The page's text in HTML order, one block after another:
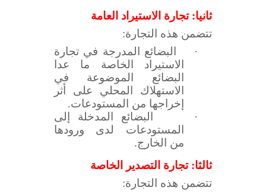
ثانيا: تجارة الاستيراد العامة
تتضمن هذه التجارة:
·
البضائع المدرجة في تجارة
الاستيراد الخاصة ما عدا
البضائع الموضوعة في
الاستهلاك المحلي على أثر
إخراجها من المستودعات.
·
البضائع المدخلة إلى
المستودعات لدى ورودها
من الخارج.
ثالثا: تجارة التصدير الخاصة
تتضمن هذه التجارة: